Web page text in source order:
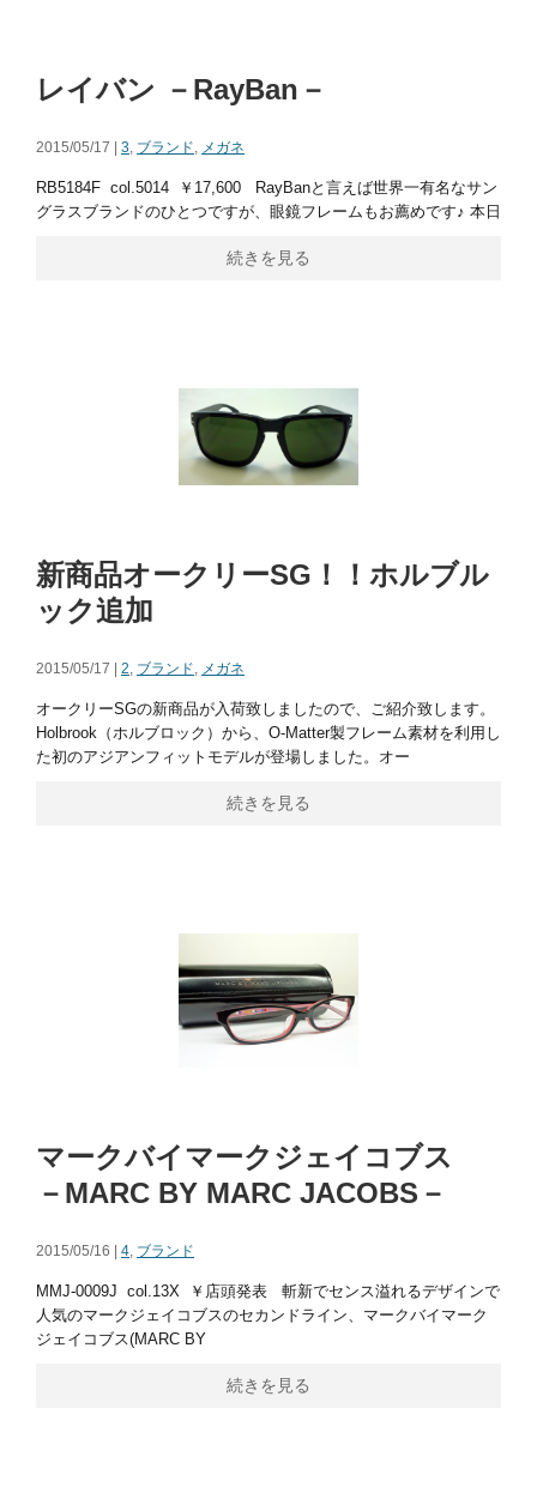
レイバン －RayBan－
2015/05/17 | 3, ブランド, メガネ
RB5184F col.5014 ￥17,600 RayBanと言えば世界一有名なサン
グラスブランドのひとつですが、眼鏡フレームもお薦めです♪ 本日
続きを見る
新商品オークリーSG！！ホルブル
ック追加
2015/05/17 | 2 ブランド メガネ
オークリーSGの新商品が入荷致しましたので、ご紹介致します。
Holbrook（ホルブロック）から、O-Matter製フレーム素材を利用し
た初のアジアンフィットモデルが登場しました。オー
続きを見る
マークバイマークジェイコブス
－MARC BY MARC JACOBS－
2015/05/16 | 4, ブランド
MMJ-0009J col.13X ￥店頭発表 斬新でセンス溢れるデザインで
人気のマークジェイコブスのセカンドライン、マークバイマーク
ジェイコブス(MARC BY
続きを見る